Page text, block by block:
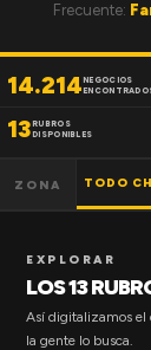
Frecuente:
14.214NEGOCIOS
13RUBROS
DISPONIBLES
ZONA TODO
EXPLORAR
LOS 13
Así digitalizamos el
la gente lo busca.